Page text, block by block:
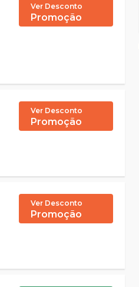
Ver Desconto
Promoção
Ver Desconto
Promoção
Ver Desconto
Promoção